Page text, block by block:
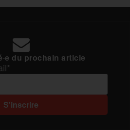
du prochain article